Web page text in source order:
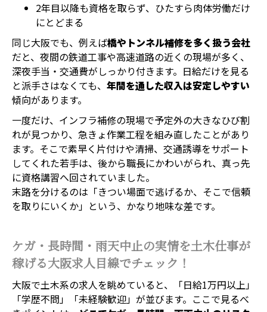
2年目以降も資格を取らず、ひたすら肉体労働だけ
にとどまる
同じ大阪でも、例えば橋やトンネル補修を多く扱う会社
だと、夜間の鉄道工事や高速道路の近くの現場が多く、
深夜手当・交通費がしっかり付きます。日給だけを見る
と派手さはなくても、 年間を通した収入は安定しやすい
傾向があります。
一度だけ、インフラ補修の現場で予定外の大きなひび割
れが見つかり、急きょ作業工程を組み直したことがあり
ます。そこで素早く片付けや清掃、交通誘導をサポート
してくれた若手は、後から職長にかわいがられ、真っ先
に資格講習へ回されていました。
末路を分けるのは「きつい場面で逃げるか、そこで信頼
を取りにいくか」という、かなり地味な差です。
ケガ・長時間・雨天中止の実情を土木仕事が
稼げる大阪求人目線でチェック！
大阪で土木系の求人を眺めていると、「日給1万円以上」
「学歴不問」「未経験歓迎」が並びます。ここで見るべ